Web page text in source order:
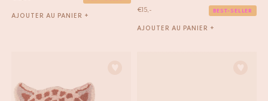
AJOUTER AU PANIER +
€ 15,- BEST-SELLER
AJOUTER AU PANIER +